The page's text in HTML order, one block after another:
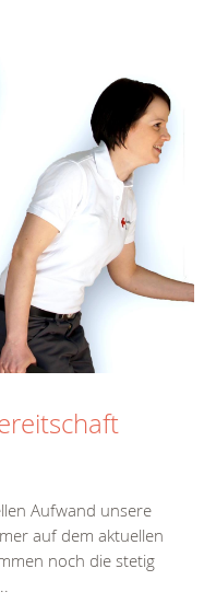
Aufwand unsere
auf dem aktuellen
noch die stetig